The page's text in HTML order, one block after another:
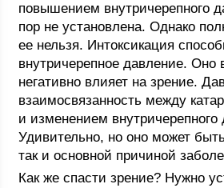
повышением внутричерепного
пор не установлена. Однако
ее нельзя. Интоксикация
внутричерепное давление. Оно
негативно влияет на зрение.
взаимосвязанность между
и изменением внутричерепного
Удивительно, но оно может
так и основной причиной
Как же спасти зрение? Нужно